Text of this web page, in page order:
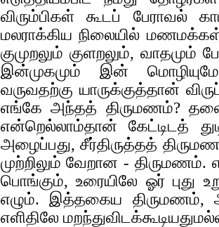
விரும்பிகள் கூடப் பேராவல்
மலராக்கிய நிலையில் மணமக்கள்
குமுறலும் குளறலும், வாதமும்
இன்முகமும் இன்
வருவதற்கு யாருக்குத்தான்
எங்கே அந்தத் திருமணம்?
என்றெல்லாம்தான் கேட்டிடத்
அழைப்பது, சீர்திருத்தத்
முற்றிலும் வேறான -
பொங்கும், உரையிலே ஓர் புது
எழும். இத்தகைய திருமணம்,
எளிதிலே